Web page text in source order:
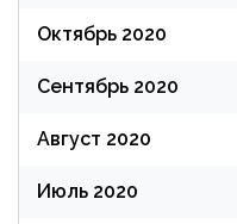
Октябрь 2020
Сентябрь 2020
Август 2020
Июль 2020